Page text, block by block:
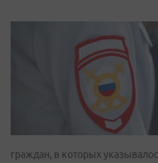
граждан, в которых